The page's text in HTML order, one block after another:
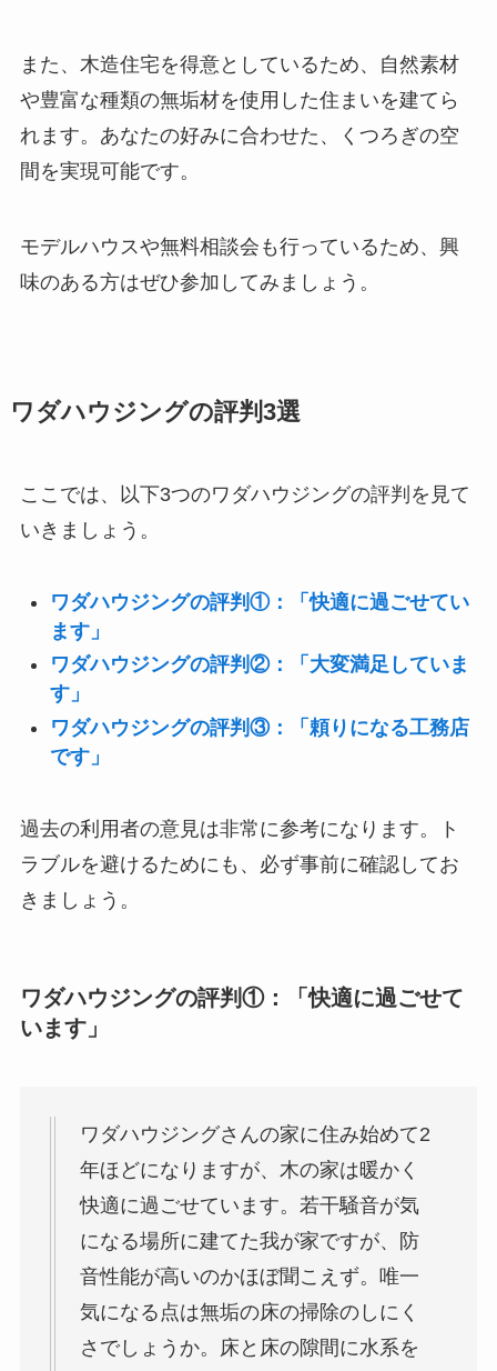
また、木造住宅を得意としているため、自然素材
や豊富な種類の無垢材を使用した住まいを建てら
れます。あなたの好みに合わせた、くつろぎの空
間を実現可能です。
モデルハウスや無料相談会も行っているため、興
味のある方はぜひ参加してみましょう。
ワダハウジングの評判3選
ここでは、以下3つのワダハウジングの評判を見て
いきましょう。
ワダハウジングの評判①：「快適に過ごせてい
ます」
ワダハウジングの評判②：「大変満足していま
す」
ワダハウジングの評判③：「頼りになる工務店
です」
過去の利用者の意見は非常に参考になります。ト
ラブルを避けるためにも、必ず事前に確認してお
きましょう。
ワダハウジングの評判①：「快適に過ごせて
います」
ワダハウジングさんの家に住み始めて2
年ほどになりますが、木の家は暖かく
快適に過ごせています。若干騒音が気
になる場所に建てた我が家ですが、防
音性能が高いのかほぼ聞こえず。唯一
気になる点は無垢の床の掃除のしにく
さでしょうか。床と床の隙間に水系を